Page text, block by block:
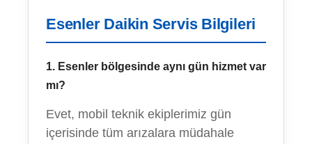
Esenler Daikin Servis Bilgileri
1. Esenler bölgesinde aynı gün hizmet var
mı?
Evet, mobil teknik ekiplerimiz gün
içerisinde tüm arızalara müdahale